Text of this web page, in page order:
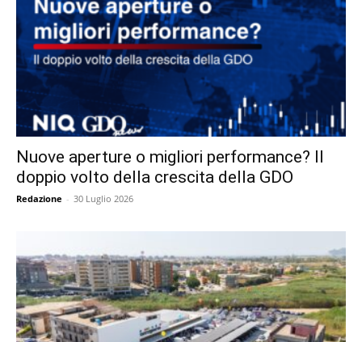
Nuove aperture o migliori performance? Il
doppio volto della crescita della GDO
Redazione - 30 Luglio 2026